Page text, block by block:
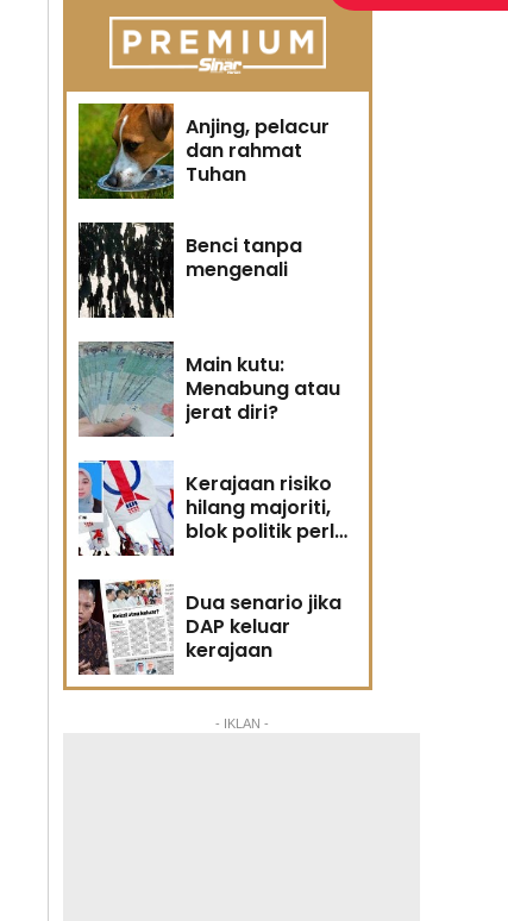
Anjing, pelacur
dan rahmat
Tuhan
Benci tanpa
mengenali
Main kutu:
Menabung atau
jerat diri?
Kerajaan risiko
hilang majoriti,
blok politik perlu
Dua senario jika
DAP keluar
kerajaan
- IKLAN -